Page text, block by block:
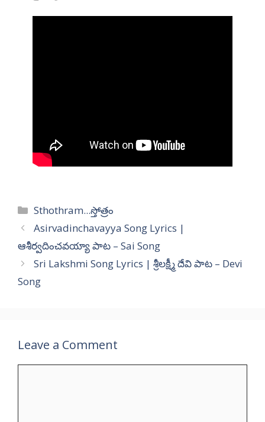
Categories
Sthothram...స్తోత్రం
Asirvadinchavayya Song Lyrics |
ఆశీర్వదించవయ్యా పాట – Sai Song
Sri Lakshmi Song Lyrics | శ్రీలక్ష్మీ దేవి పాట – Devi
Song
Leave a Comment